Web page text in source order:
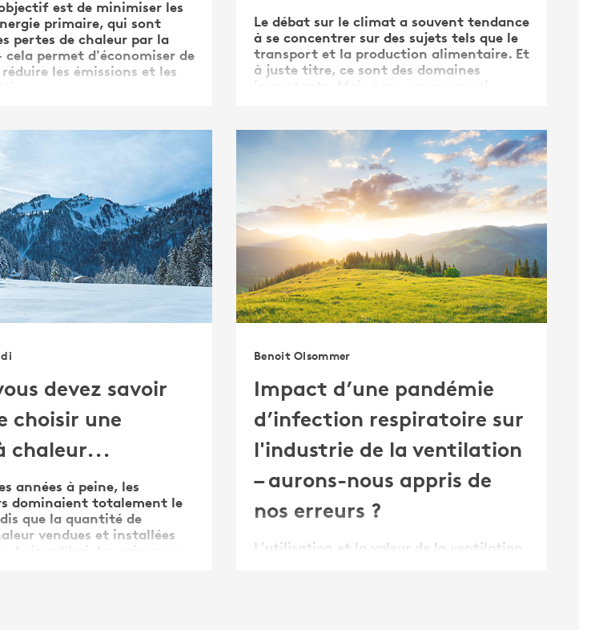
est de minimiser les
primaire, qui sont
pertes de chaleur par la
permet d'économiser de
les émissions et les
Le débat sur le climat a souvent tendance
à se concentrer sur des sujets tels que le
transport et la production alimentaire. Et
à juste titre, ce sont des domaines
bâtiments. Il n'y a pas de …
devez savoir
choisir une
chaleur...
années à peine, les
dominaient totalement le
que la quantité de
vendues et installées
Benoit Olsommer
Impact d’une pandémie
d’infection respiratoire sur
l'industrie de la ventilation
– aurons-nous appris de
nos erreurs ?
L'utilisation et la valeur de la ventilation